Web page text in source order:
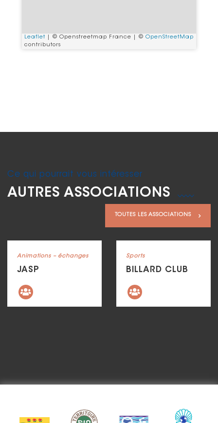
Leaflet| © Openstreetmap France | © OpenStreetMap
contributors
Ce qui pourrait vous intéresser
AUTRES ASSOCIATIONS
TOUTES LES ASSOCIATIONS
Catégorie : "
Animations – échanges
JASP
Catégorie : "
Sports
BILLARD CLUB